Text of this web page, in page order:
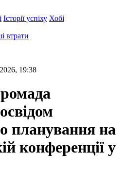
Історії успіху Хобі
втрати
19:38
планування на
конференції у